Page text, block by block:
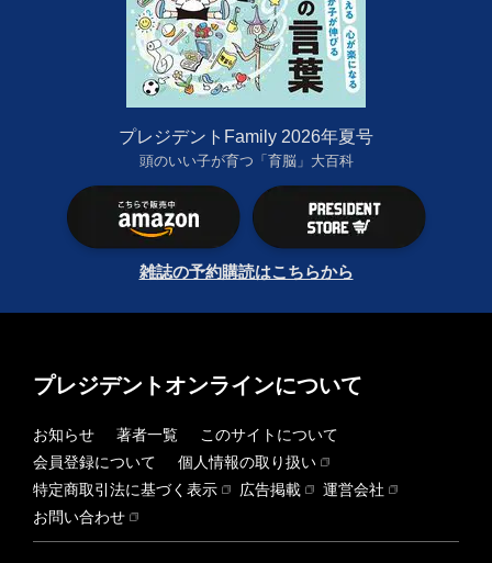
プレジデントFamily 2026年夏号
頭のいい子が育つ「育脳」大百科
雑誌の予約購読はこちらから
プレジデントオンラインについて
お知らせ 著者一覧
このサイトについて
会員登録について
個人情報の取り扱い
特定商取引法に基づく表示
広告掲載
運営会社
お問い合わせ